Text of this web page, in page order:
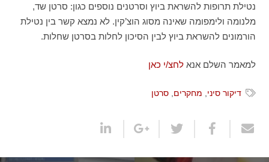
נטילת תרופות להשראת ביוץ וסרטנים נוספים כגון: סרטן שד,
מלנומה ולימפומה שאינה מסוג הוצ’קין. לא נמצא קשר בין נטילת
הורמונים להשראת ביוץ לבין הסיכון לחלות בסרטן שחלות.
למאמר השלם אנאלחצ/י כאן
דיקור סיני מחקרים ,סרטן